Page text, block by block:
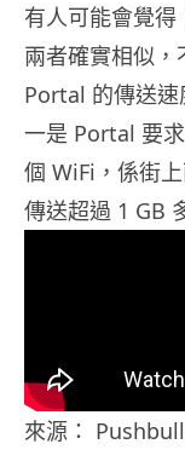
有人可能會覺
兩者確實相似，
Portal 的傳送
一是 Portal 要
個 WiFi，係街
傳送超過 1 GB
來源：